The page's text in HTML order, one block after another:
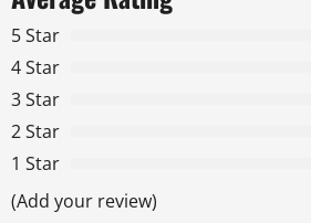
v
i
g
a
t
5 Star
4 Star
3 Star
2 Star
1 Star
(Add your review)